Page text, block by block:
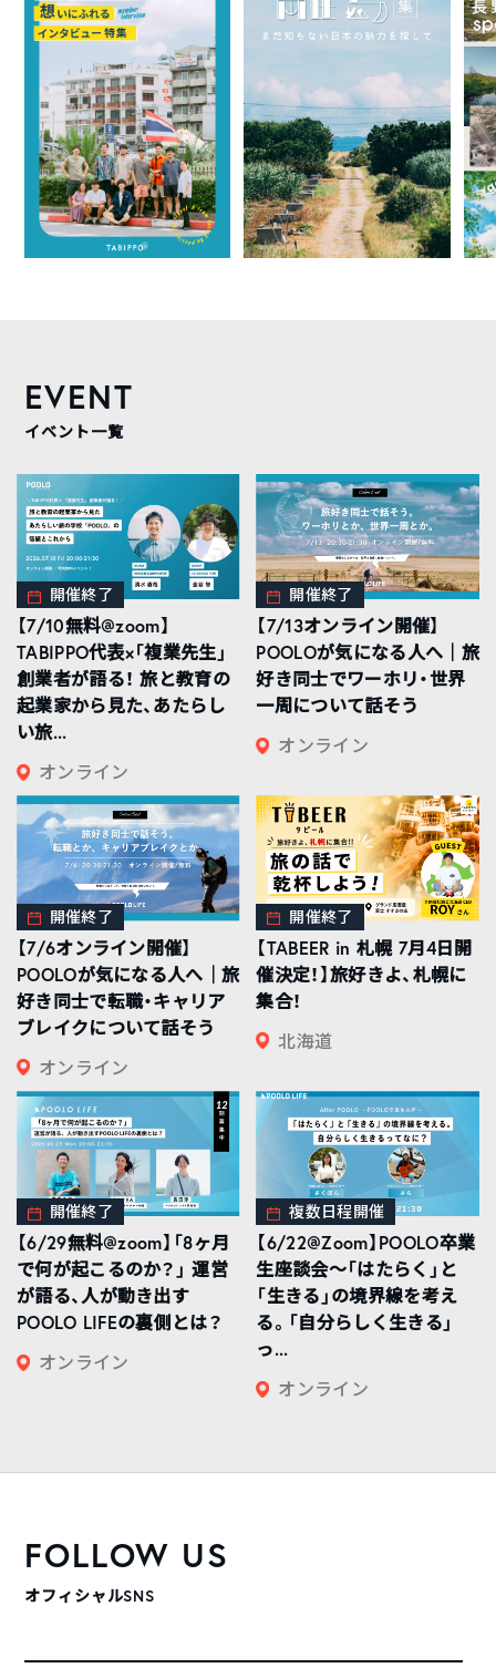
EVENT
イベント一覧
開催終了
【7/10無料@zoom】
TABIPPO代表×「複業先生」
創業者が語る！ 旅と教育の
起業家から見た、あたらし
い旅...
オンライン
開催終了
【7/13オンライン開催】
POOLOが気になる人へ｜旅
好き同士でワーホリ・世界
一周について話そう
オンライン
開催終了
【7/6オンライン開催】
POOLOが気になる人へ｜旅
好き同士で転職・キャリア
ブレイクについて話そう
オンライン
開催終了
【TABEER in 札幌 7月4日開
催決定！】旅好きよ、札幌に
集合！
北海道
開催終了
【6/29無料@zoom】「8ヶ月
で何が起こるのか？」 運営
が語る、人が動き出す
POOLO LIFEの裏側とは？
オンライン
複数日程開催
【6/22@Zoom】POOLO卒業
生座談会〜「はたらく」と
「生きる」の境界線を考え
る。「自分らしく生きる」
っ...
オンライン
FOLLOW US
オフィシャルSNS